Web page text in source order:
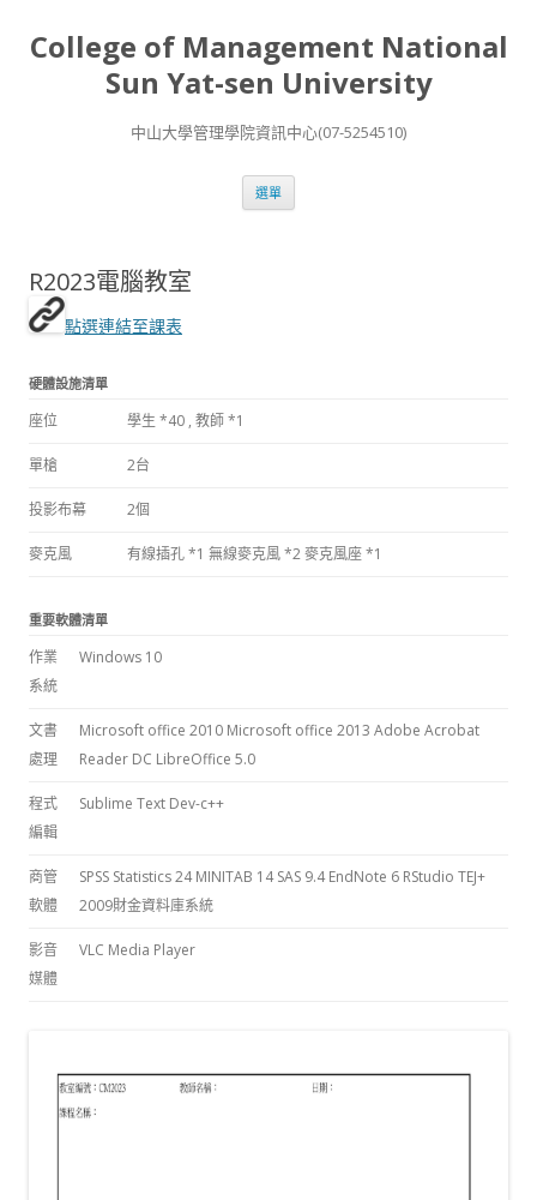
College of Management National
Sun Yat-sen University
中山大學管理學院資訊中心(07-5254510)
選單
R2023電腦教室
點選連結至課表
硬體設施清單
座位 學生 *40 , 教師 *1
單槍 2台
投影布幕 2個
麥克風 有線插孔 *1 無線麥克風 *2麥克風座 *1
重要軟體清單
作業
系統
Windows 10
文書
處理
Microsoft office 2010 Microsoft office 2013 Adobe Acrobat
Reader DC LibreOffice 5.0
程式
編輯
Sublime Text Dev-c++
商管
軟體
SPSS Statistics 24MINITAB 14SAS 9.4EndNote 6 RStudio TEJ+
2009財金資料庫系統
影音
媒體
VLC Media Player